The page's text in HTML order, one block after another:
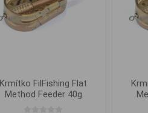
Krmítko FilFishing Flat
Method Feeder 40g